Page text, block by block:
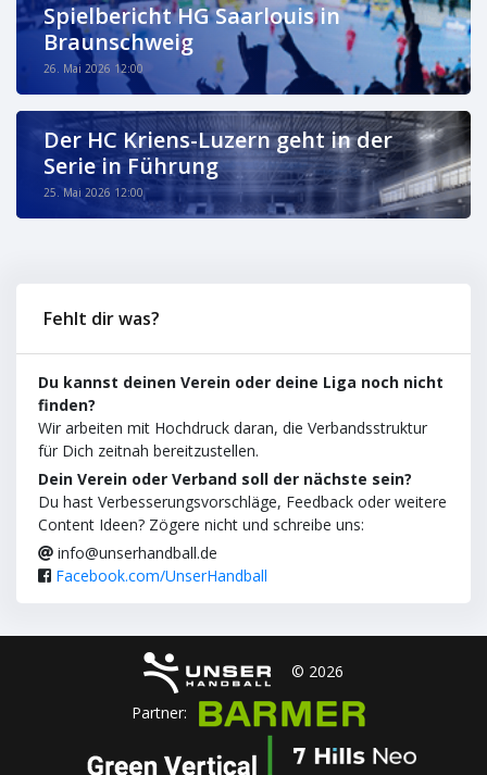
Spielbericht HG Saarlouis in
Braunschweig
26. Mai 2026 12:00
Der HC Kriens-Luzern geht in der
Serie in Führung
25. Mai 2026 12:00
Fehlt dir was?
Du kannst deinen Verein oder deine Liga noch nicht
finden?
Wir arbeiten mit Hochdruck daran, die Verbandsstruktur
für Dich zeitnah bereitzustellen.
Dein Verein oder Verband soll der nächste sein?
Du hast Verbesserungsvorschläge, Feedback oder weitere
Content Ideen? Zögere nicht und schreibe uns:
info@unserhandball.de
Facebook.com/UnserHandball
© 2026
Partner: